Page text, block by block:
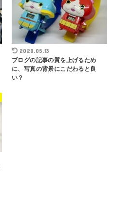
2020.05.13
ブログの記事の質を上げるため
に、写真の背景にこだわると良
い？